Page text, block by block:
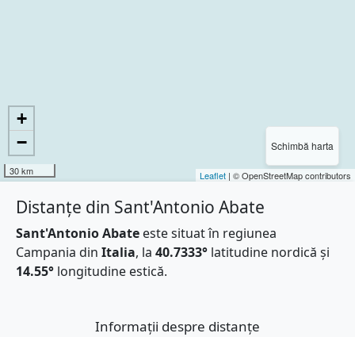
Schimbă harta
+
−
30 km Leaflet | © OpenStreetMap contributors
Distanțe din Sant'Antonio Abate
Sant'Antonio Abate este situat în regiunea
Campania din Italia, la 40.7333° latitudine nordică și
14.55° longitudine estică.
Informații despre distanțe